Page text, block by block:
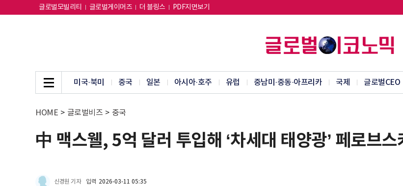
글로벌모빌리티 글로벌게이머즈 더 블링스 PDF지면보기
미국·북미 중국 일본 아시아·호주 유럽 중남미·중동·아프리카 국제 글로벌CEO
HOME > 글로벌비즈 > 중국
中 맥스웰, 5억 달러 투입해 ‘차세대 태양광’ 페로브
신경원 기자 입력 2026-03-11 05:35